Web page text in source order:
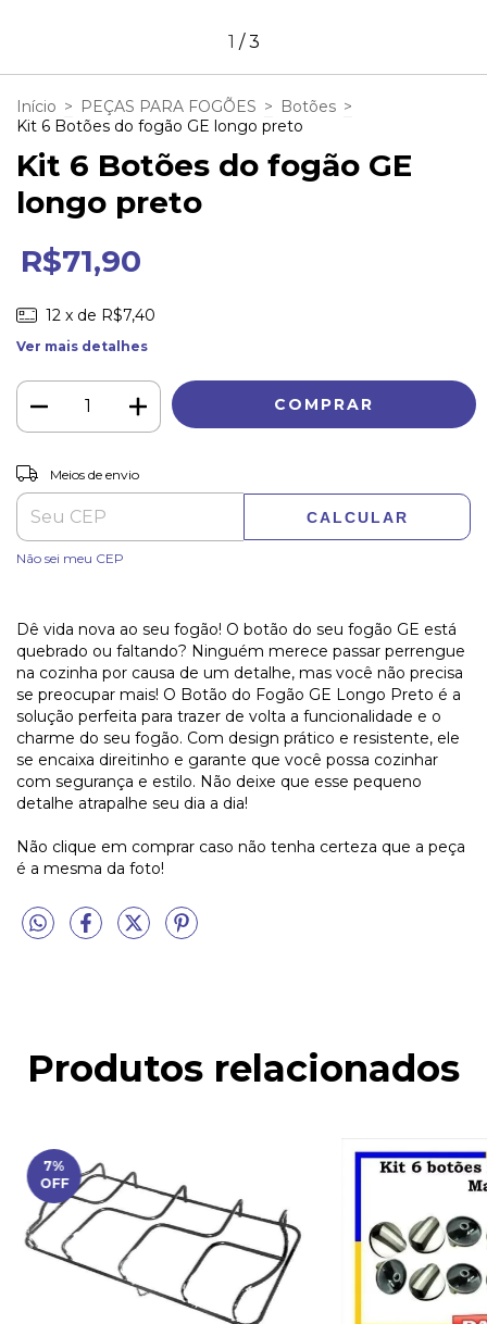
1 /3
Início > PEÇAS PARA FOGÕES > Botões >
Kit 6 Botões do fogão GE longo preto
Kit 6 Botões do fogão GE
longo preto
R$71,90
12 x de R$7,40
Ver mais detalhes
Entregas para o CEP:
Meios de envio
CALCULAR
Não sei meu CEP
Dê vida nova ao seu fogão! O botão do seu fogão GE está
quebrado ou faltando? Ninguém merece passar perrengue
na cozinha por causa de um detalhe, mas você não precisa
se preocupar mais! O Botão do Fogão GE Longo Preto é a
solução perfeita para trazer de volta a funcionalidade e o
charme do seu fogão. Com design prático e resistente, ele
se encaixa direitinho e garante que você possa cozinhar
com segurança e estilo. Não deixe que esse pequeno
detalhe atrapalhe seu dia a dia!
Não clique em comprar caso não tenha certeza que a peça
é a mesma da foto!
Produtos relacionados
7%
OFF